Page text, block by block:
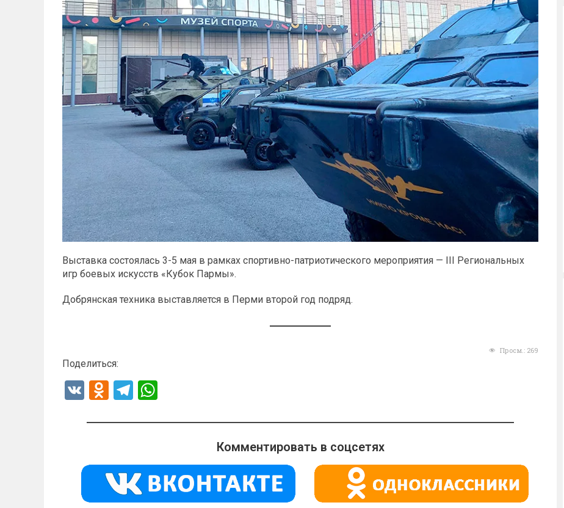
Выставка состоялась 3-5 мая в рамках спортивно-патриотического мероприятия — III Региональных
игр боевых искусств «Кубок Пармы».
Добрянская техника выставляется в Перми второй год подряд.
Просм.: 269
Поделиться:
V
O
n
kl
a
T
e
a
m
at
A
p
Комментировать в соцсетях